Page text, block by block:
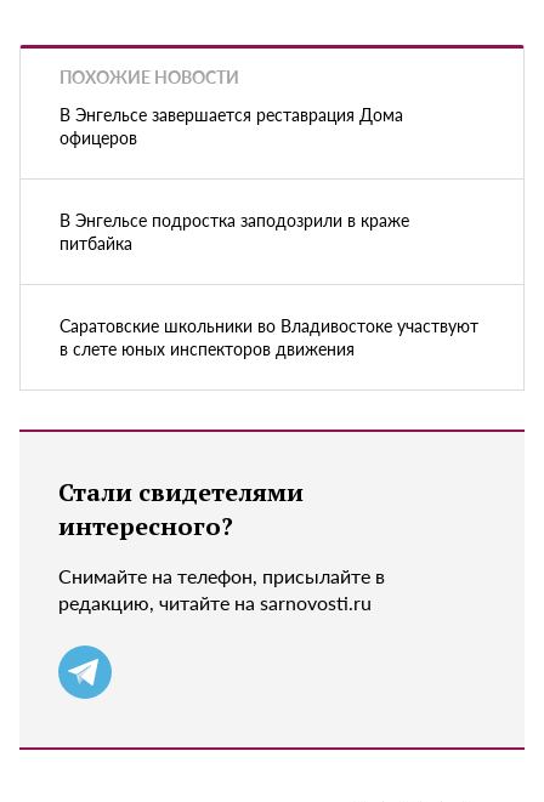
ПОХОЖИЕ НОВОСТИ
В Энгельсе завершается реставрация Дома
офицеров
В Энгельсе подростка заподозрили в краже
питбайка
Саратовские школьники во Владивостоке участвуют
в слете юных инспекторов движения
Стали свидетелями
интересного?
Снимайте на телефон, присылайте в
редакцию, читайте на sarnovosti.ru